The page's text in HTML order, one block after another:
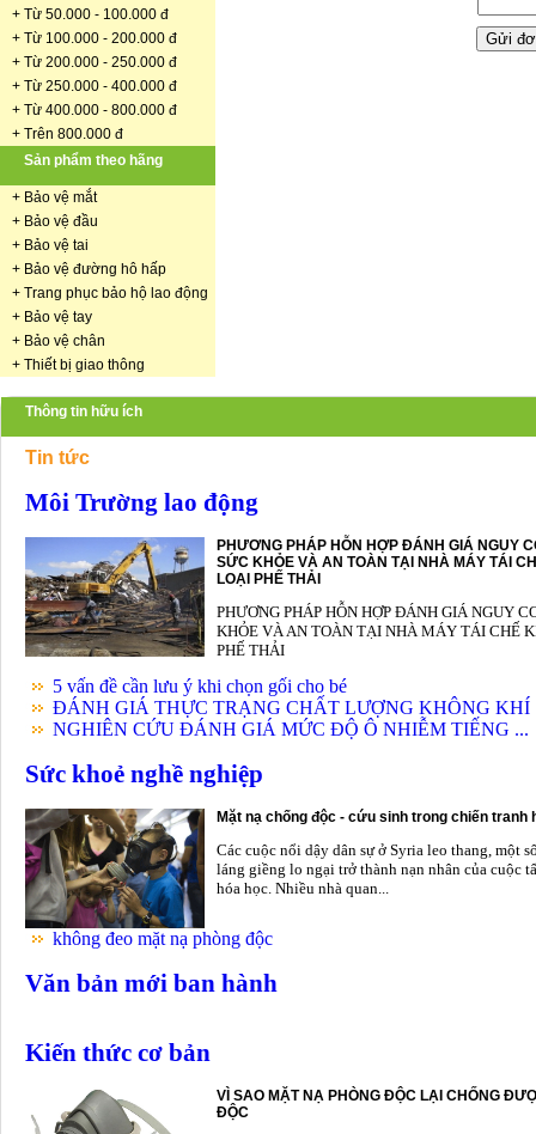
+ Từ 50.000 - 100.000 đ
+ Từ 100.000 - 200.000 đ
+ Từ 200.000 - 250.000 đ
+ Từ 250.000 - 400.000 đ
+ Từ 400.000 - 800.000 đ
+ Trên 800.000 đ
Sản phẩm theo hãng
+ Bảo vệ mắt
+ Bảo vệ đầu
+ Bảo vệ tai
+ Bảo vệ đường hô hấp
+ Trang phục bảo hộ lao động
+ Bảo vệ tay
+ Bảo vệ chân
+ Thiết bị giao thông
Thông tin hữu ích
Tin tức
Môi Trường lao động
PHƯƠNG PHÁP HỖN HỢP ĐÁNH GIÁ NGUY
SỨC KHỎE VÀ AN TOÀN TẠI NHÀ MÁY TÁI
LOẠI PHẾ THẢI
PHƯƠNG PHÁP HỖN HỢP ĐÁNH GIÁ NGUY
KHỎE VÀ AN TOÀN TẠI NHÀ MÁY TÁI CHẾ
PHẾ THẢI
5 vấn đề cần lưu ý khi chọn gối cho bé
ĐÁNH GIÁ THỰC TRẠNG CHẤT LƯỢNG KHÔNG KHÍ
NGHIÊN CỨU ĐÁNH GIÁ MỨC ĐỘ Ô NHIỄM TIẾNG ...
Sức khoẻ nghề nghiệp
Mặt nạ chống độc - cứu sinh trong chiến tranh
Các cuộc nổi dậy dân sự ở Syria leo thang, một
láng giềng lo ngại trở thành nạn nhân của cuộc
hóa học. Nhiều nhà quan...
không đeo mặt nạ phòng độc
Văn bản mới ban hành
Kiến thức cơ bản
VÌ SAO MẶT NẠ PHÒNG ĐỘC LẠI CHỐNG
ĐỘC